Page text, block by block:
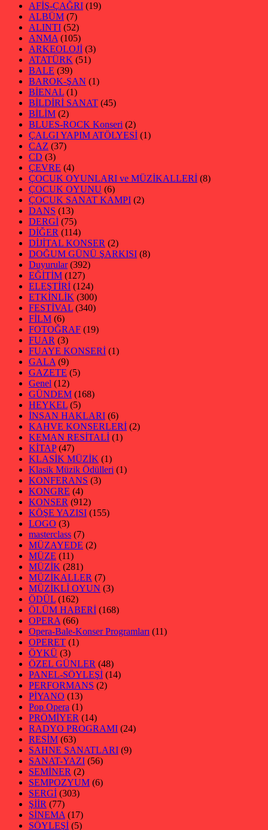
AFİŞ-ÇAĞRI (19)
ALBÜM (7)
ALINTI (52)
ANMA (105)
ARKEOLOJİ (3)
ATATÜRK (51)
BALE (39)
BAROK-ŞAN (1)
BİENAL (1)
BİLDİRİ SANAT (45)
BİLİM (2)
BLUES-ROCK Konseri (2)
ÇALGI YAPIM ATÖLYESİ (1)
CAZ (37)
CD (3)
ÇEVRE (4)
ÇOCUK OYUNLARI ve MÜZİKALLERİ (8)
ÇOCUK OYUNU (6)
ÇOCUK SANAT KAMPI (2)
DANS (13)
DERGİ (75)
DİĞER (114)
DİJİTAL KONSER (2)
DOĞUM GÜNÜ ŞARKISI (8)
Duyurular(392)
EĞİTİM (127)
ELEŞTİRİ (124)
ETKİNLİK (300)
FESTİVAL (340)
FİLM (6)
FOTOĞRAF (19)
FUAR (3)
FUAYE KONSERİ (1)
GALA (9)
GAZETE (5)
Genel (12)
GÜNDEM (168)
HEYKEL (5)
İNSAN HAKLARI (6)
KAHVE KONSERLERİ (2)
KEMAN RESİTALİ (1)
KİTAP(47)
KLASİK MÜZİK (1)
Klasik Müzik Ödülleri (1)
KONFERANS (3)
KONGRE (4)
KONSER (912)
KÖŞE YAZISI (155)
LOGO (3)
masterclass (7)
MÜZAYEDE (2)
MÜZE (11)
MÜZİK (281)
MÜZİKALLER (7)
MÜZİKLİ OYUN (3)
ÖDÜL (162)
ÖLÜM HABERİ (168)
OPERA (66)
Opera-Bale-Konser Programları (11)
OPERET (1)
ÖYKÜ (3)
ÖZEL GÜNLER (48)
PANEL-SÖYLEŞİ (14)
PERFORMANS (2)
PİYANO (13)
Pop Opera (1)
PRÖMİYER (14)
RADYO PROGRAMI (24)
RESİM (63)
SAHNE SANATLARI (9)
SANAT-YAZI (56)
SEMİNER (2)
SEMPOZYUM (6)
SERGİ (303)
ŞİİR (77)
SİNEMA (17)
SÖYLEŞİ (5)